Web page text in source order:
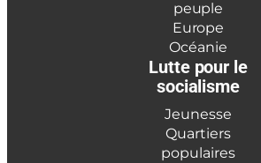
peuple
Europe
Océanie
Lutte pour le
socialisme
Jeunesse
Quartiers
populaires